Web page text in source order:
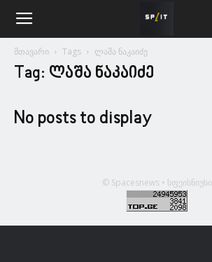
მთავარი Tags ლაშა ნაკაიძე
Tag: ლაშა ნაკაიძე
No posts to display
© Spacesnews • სფეისნიუსი